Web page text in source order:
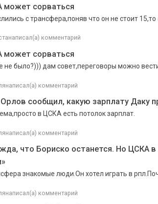
может сорваться
с трансфера,поняв что он не стоит
написал(а) комментарий
может сорваться
не было?))) дам совет,переговоры можно
написал(а) комментарий
сообщил, какую зарплату Даку
в ЦСКА есть потолок зарплат.
написал(а) комментарий
что Бориско останется. Но ЦСКА
знакомые люди.Он хотел играть в
написал(а) комментарий